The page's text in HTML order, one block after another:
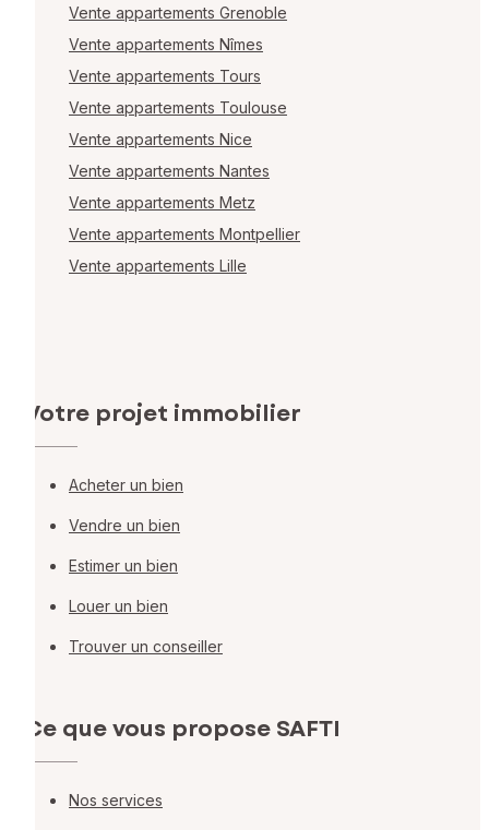
Vente appartements Grenoble
Vente appartements Nîmes
Vente appartements Tours
Vente appartements Toulouse
Vente appartements Nice
Vente appartements Nantes
Vente appartements Metz
Vente appartements Montpellier
Vente appartements Lille
Votre projet immobilier
Acheter un bien
Vendre un bien
Estimer un bien
Louer un bien
Trouver un conseiller
Ce que vous propose SAFTI
Nos services